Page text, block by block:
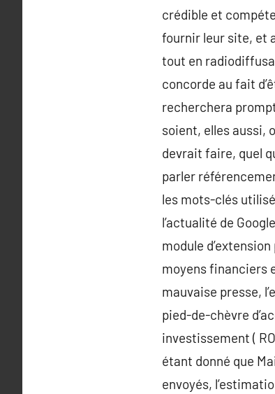
crédible et
fournir leur site, et
tout en
concorde au fait
recherchera
soient, elles aussi,
devrait faire, quel
parler
les mots-clés
l’actualité de
module
moyens financiers
mauvaise presse,
pied-de-chèvre
investissement (
étant donné que
envoyés,